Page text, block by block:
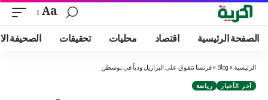
Aa
الصفحة الرئيسية اقتصاد محليات تحقيقات الصحيفة
الرئيسية »
Blog
»فرنسا تتفوق على البرازيل ودياً في بوسطن
آخر الأخبار رياضة